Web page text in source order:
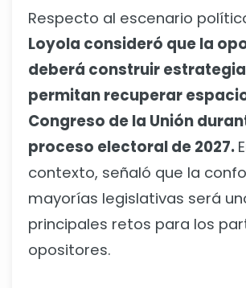
Respecto al escenario
Loyola consideró que la
deberá construir
permitan recuperar
Congreso de la Unión
proceso electoral de 2027.
contexto, señaló que la
mayorías legislativas será
principales retos para los
opositores.